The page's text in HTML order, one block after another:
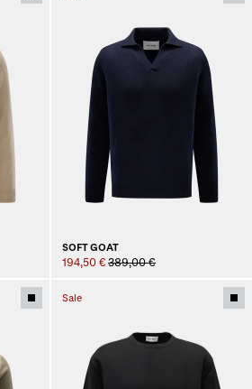
SOFT GOAT
194,50 € 389,00 €
Sale